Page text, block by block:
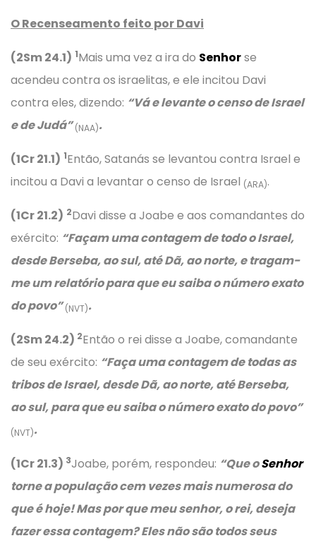
O Recenseamento feito por Davi
(2Sm 24.1) 1Mais uma vez a ira do Senhorse
acendeu contra os israelitas, e ele incitou Davi
contra eles, dizendo: “Vá e levante o censo de Israel
e de Judá”(NAA).
(1Cr 21.1) 1Então, Satanás se levantou contra Israel e
incitou a Davi a levantar o censo de Israel (ARA).
(1Cr 21.2) 2Davi disse a Joabe e aos comandantes do
exército: “Façam uma contagem de todo o Israel,
desde Berseba, ao sul, até Dã, ao norte, e tragam-
me um relatório para que eu saiba o número exato
do povo”(NVT).
(2Sm 24.2) 2Então o rei disse a Joabe, comandante
de seu exército: “Faça uma contagem de todas as
tribos de Israel, desde Dã, ao norte, até Berseba,
ao sul, para que eu saiba o número exato do povo”
(NVT).
(1Cr 21.3) 3Joabe, porém, respondeu: “Que oSenhor
torne a população cem vezes mais numerosa do
que é hoje! Mas por que meu senhor, o rei, deseja
fazer essa contagem? Eles não são todos seus